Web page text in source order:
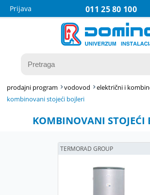
011 25 80 100
Prijava
prodajni program vodovod
električni i
kombinovani stojeći bojleri
KOMBINOVANI STOJEĆI
TERMORAD GROUP